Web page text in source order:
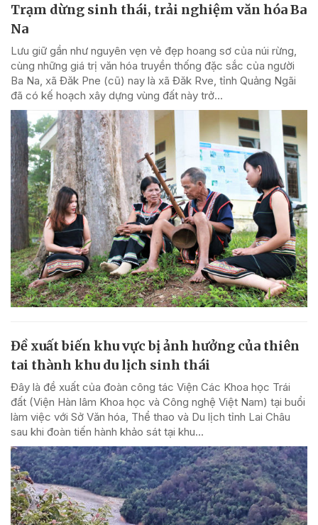
Trạm dừng sinh thái, trải nghiệm văn hóa Ba
Na
Lưu giữ gần như nguyên vẹn vẻ đẹp hoang sơ của núi rừng,
cùng những giá trị văn hóa truyền thống đặc sắc của người
Ba Na, xã Đăk Pne (cũ) nay là xã Đăk Rve, tỉnh Quảng Ngãi
đã có kế hoạch xây dựng vùng đất này trở...
Đề xuất biến khu vực bị ảnh hưởng của thiên
tai thành khu du lịch sinh thái
Đây là đề xuất của đoàn công tác Viện Các Khoa học Trái
đất (Viện Hàn lâm Khoa học và Công nghệ Việt Nam) tại buổi
làm việc với Sở Văn hóa, Thể thao và Du lịch tỉnh Lai Châu
sau khi đoàn tiến hành khảo sát tại khu...